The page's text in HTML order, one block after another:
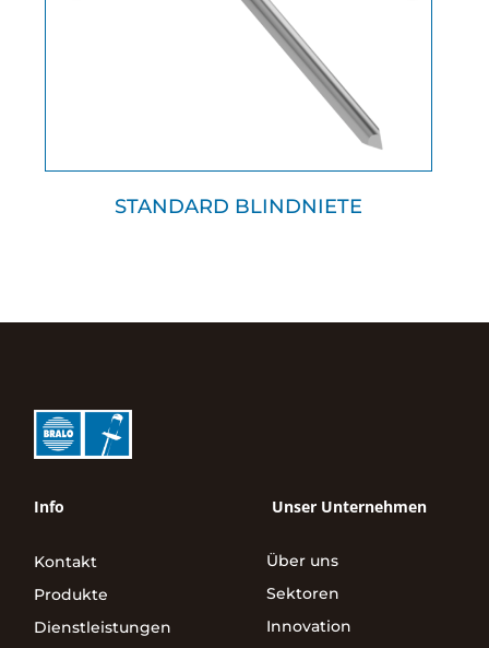
STANDARD BLINDNIETE
Info
Kontakt
Produkte
Dienstleistungen
Unser Unternehmen
Über uns
Sektoren
Innovation